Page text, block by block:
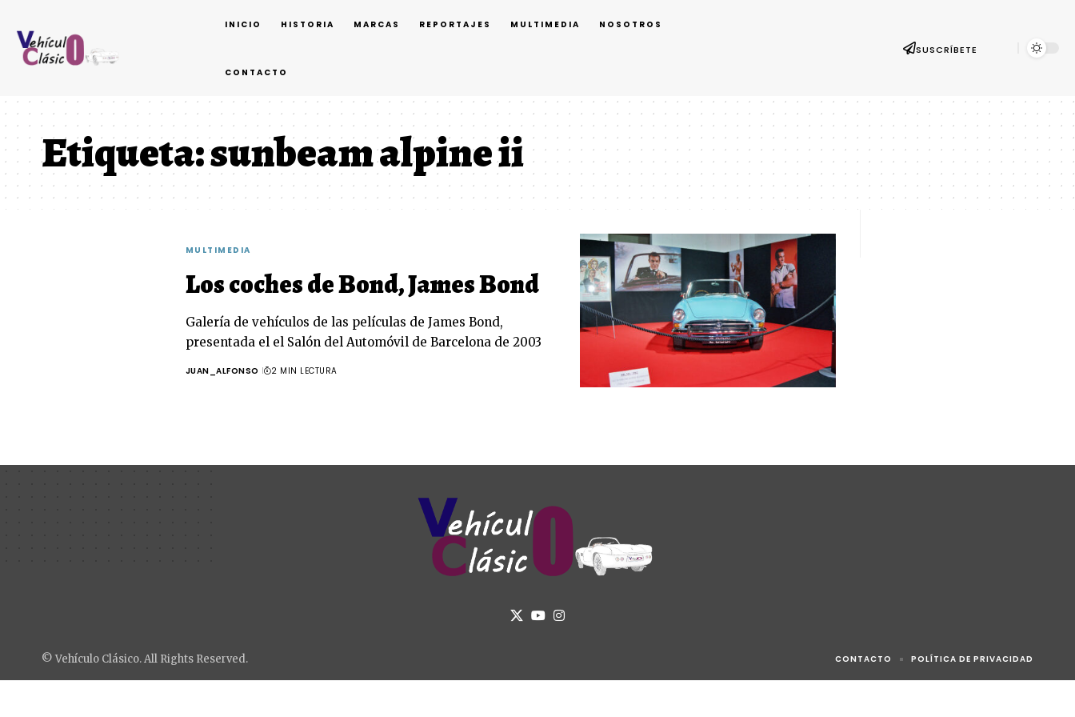
INICIO HISTORIA MARCAS REPORTAJES MULTIMEDIA NOSOTROS
CONTACTO
SUSCRÍBETE
Etiqueta:sunbeam alpine ii
MULTIMEDIA
Los coches de Bond, James Bond
Galería de vehículos de las películas de James Bond,
presentada el el Salón del Automóvil de Barcelona de 2003
JUAN_ALFONSO 2 MIN LECTURA
© Vehículo Clásico. All Rights Reserved. CONTACTO POLÍTICA DE PRIVACIDAD